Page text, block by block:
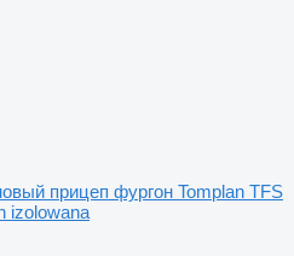
прицеп фургон Tomplan TFS
izolowana